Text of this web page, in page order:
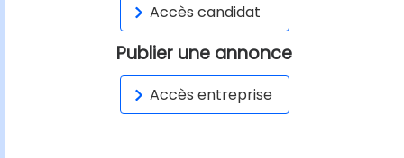
Accès candidat
Publier une annonce
Accès entreprise